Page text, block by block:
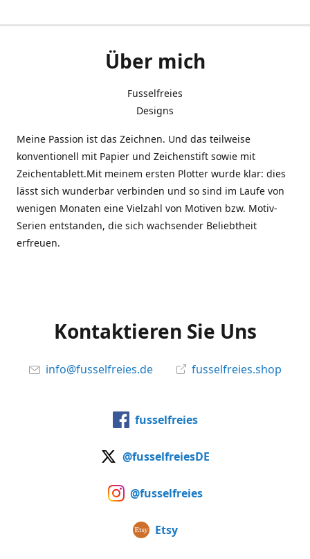
Über mich
Fusselfreies
Designs
Meine Passion ist das Zeichnen. Und das teilweise
konventionell mit Papier und Zeichenstift sowie mit
Zeichentablett.Mit meinem ersten Plotter wurde klar: dies
lässt sich wunderbar verbinden und so sind im Laufe von
wenigen Monaten eine Vielzahl von Motiven bzw. Motiv-
Serien entstanden, die sich wachsender Beliebtheit
erfreuen.
Kontaktieren Sie Uns
info@fusselfreies.de fusselfreies.shop
fusselfreies
@fusselfreiesDE
@fusselfreies
Etsy